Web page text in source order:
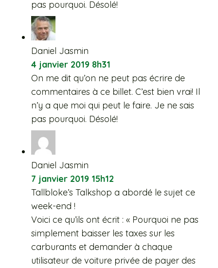
pas pourquoi. Désolé!
Daniel Jasmin
4 janvier 2019 8h31
On me dit qu’on ne peut pas écrire de
commentaires à ce billet. C’est bien vrai! Il
n’y a que moi qui peut le faire. Je ne sais
pas pourquoi. Désolé!
Daniel Jasmin
7 janvier 2019 15h12
Tallbloke’s Talkshop a abordé le sujet ce
week-end !
Voici ce qu’ils ont écrit : « Pourquoi ne pas
simplement baisser les taxes sur les
carburants et demander à chaque
utilisateur de voiture privée de payer des